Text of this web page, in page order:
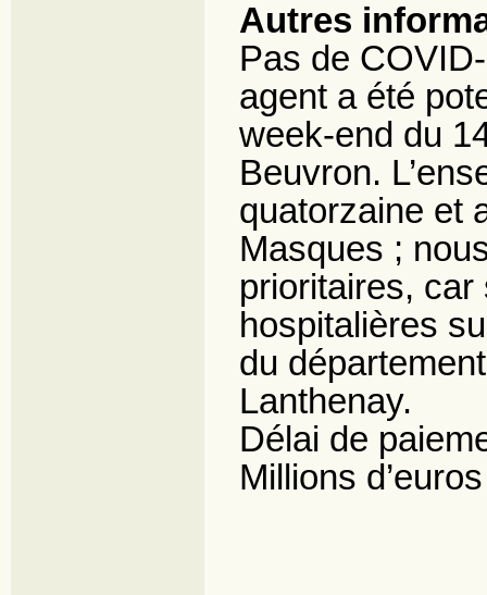
Autres
Pas de
agent a été
week-end du
Beuvron.
quatorzaine et
Masques ;
prioritaires,
hospitalières
du
Lanthenay.
Délai de
Millions